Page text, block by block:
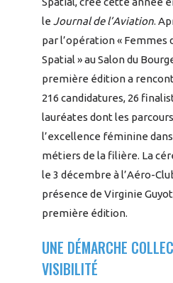
COMMISSIONS ET COMITÉS
POURQUOI DEVENIR MEMBRE ?
LE MÉDIATEUR DE LA FILIÈRE
MÉDIATION ET CHARTE
CLIENTS ET
LA MÉDIATION AU-DELÀ DE LA
PRENDRE CONTACT AVEC LE
CHIFFRES CLÉS
LES ENJEUX
COMPÉTITIVITÉ
EMPLOI & FORMATION
ENVIRONNEMENT
LES PUBLICATIONS
RAPPORTS D'ACTIVITÉS
le Journal de l’Aviation.
par l’opération « Femmes
Spatial » au Salon du
première édition a
216 candidatures, 26
lauréates dont les
l’excellence féminine
métiers de la filière. La
le 3 décembre à l’Aéro-
présence de Virginie
première édition.
UNE DÉMARCHE
VISIBILITÉ
DEMANDE